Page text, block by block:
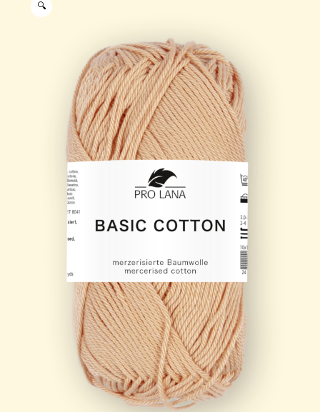
🔍